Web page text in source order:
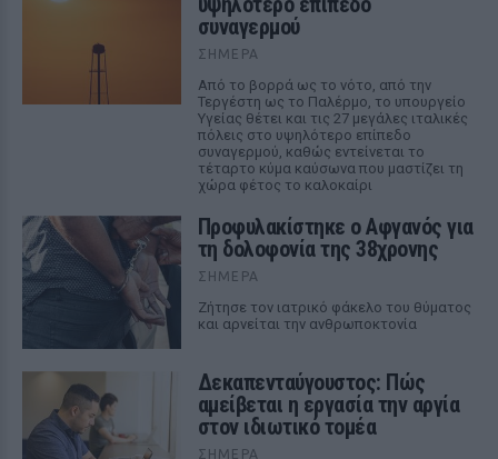
συναγερμού
ΣΉΜΕΡΑ
Από το βορρά ως το νότο, από την
Τεργέστη ως το Παλέρμο, το υπουργείο
Υγείας θέτει και τις 27 μεγάλες ιταλικές
πόλεις στο υψηλότερο επίπεδο
συναγερμού, καθώς εντείνεται το
τέταρτο κύμα καύσωνα που μαστίζει τη
χώρα φέτος το καλοκαίρι
Προφυλακίστηκε ο Αφγανός για
τη δολοφονία της 38χρονης
ΣΉΜΕΡΑ
Ζήτησε τον ιατρικό φάκελο του θύματος
και αρνείται την ανθρωποκτονία
Δεκαπενταύγουστος: Πώς
αμείβεται η εργασία την αργία
στον ιδιωτικό τομέα
ΣΉΜΕΡΑ